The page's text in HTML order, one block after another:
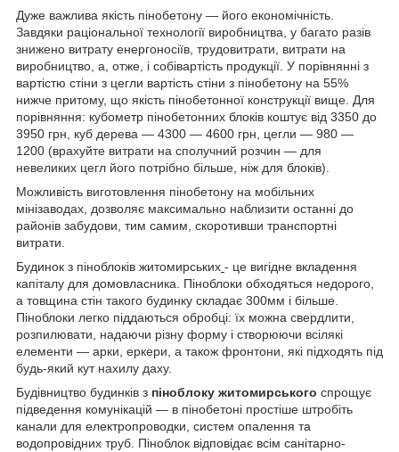
Дуже важлива якість пінобетону ― його економічність.
Завдяки раціональної технології виробництва, у багато разів
знижено витрату енергоносіїв, трудовитрати, витрати на
виробництво, а, отже, і собівартість продукції. У порівнянні з
вартістю стіни з цегли вартість стіни з пінобетону на 55%
нижче притому, що якість пінобетонної конструкції вище. Для
порівняння: кубометр пінобетонних блоків коштує від 3350 до
3950 грн, куб дерева ― 4300 ― 4600 грн, цегли ― 980 ―
1200 (врахуйте витрати на сполучний розчин ― для
невеликих цегл його потрібно більше, ніж для блоків).
Можливість виготовлення пінобетону на мобільних
мінізаводах, дозволяє максимально наблизити останні до
районів забудови, тим самим, скоротивши транспортні
витрати.
Будинок з піноблоків житомирських - це вигідне вкладення
капіталу для домовласника. Піноблоки обходяться недорого,
а товщина стін такого будинку складає 300мм і більше.
Піноблоки легко піддаються обробці: їх можна свердлити,
розпилювати, надаючи різну форму і створюючи всілякі
елементи ― арки, еркери, а також фронтони, які підходять під
будь-який кут нахилу даху.
Будівництво будинків з піноблоку житомирського спрощує
підведення комунікацій ― в пінобетоні простіше штробіть
канали для електропроводки, систем опалення та
водопровідних труб. Піноблок відповідає всім санітарно-